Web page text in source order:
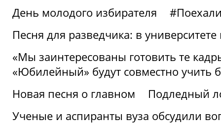
День молодого избирателя
Песня для разведчика: в
«Мы заинтересованы готовить те
«Юбилейный» будут совместно учить
Новая песня о главном
Подледный
Ученые и аспиранты вуза обсудили